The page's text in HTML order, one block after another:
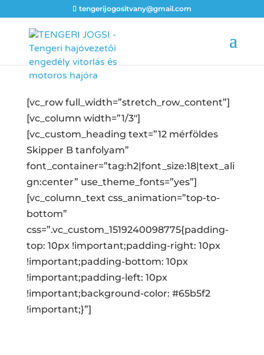
tengerijogositvany@gmail.com
[vc_row full_width=”stretch_row_content”]
[vc_column width=”1/3″]
[vc_custom_heading text=”12 mérföldes
Skipper B tanfolyam”
font_container=”tag:h2|font_size:18|text_ali
gn:center” use_theme_fonts=”yes”]
[vc_column_text css_animation=”top-to-
bottom”
css=”.vc_custom_1519240098775{padding-
top: 10px !important;padding-right: 10px
!important;padding-bottom: 10px
!important;padding-left: 10px
!important;background-color: #65b5f2
!important;}”]